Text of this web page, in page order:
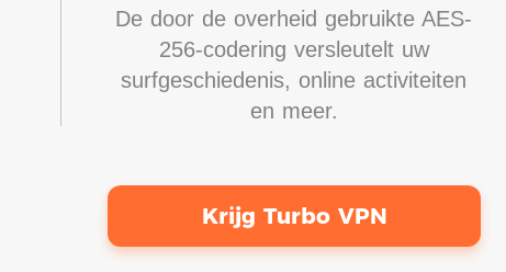
De door de overheid gebruikte AES-
256-codering versleutelt uw
surfgeschiedenis, online activiteiten
en meer.
Krijg Turbo VPN